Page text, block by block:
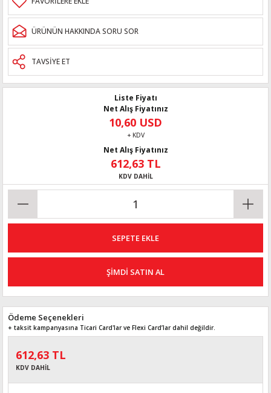
ÜRÜNÜN HAKKINDA SORU SOR
TAVSİYE ET
Liste Fiyatı
Net Alış Fiyatınız
10,60 USD
+ KDV
Net Alış Fiyatınız
612,63 TL
KDV DAHİL
SEPETE EKLE
ŞİMDİ SATIN AL
Ödeme Seçenekleri
+ taksit kampanyasına Ticari Card'lar ve Flexi Card’lar dahil değildir.
612,63 TL
KDV DAHİL